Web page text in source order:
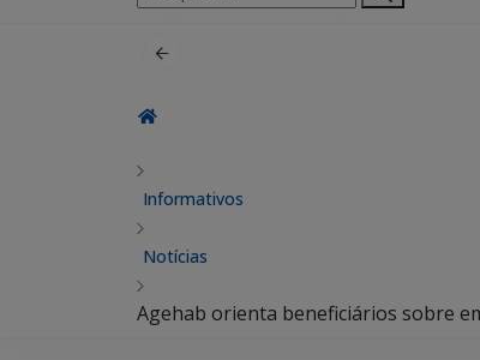
por:
Informativos
Notícias
Agehab orienta beneficiários sobre